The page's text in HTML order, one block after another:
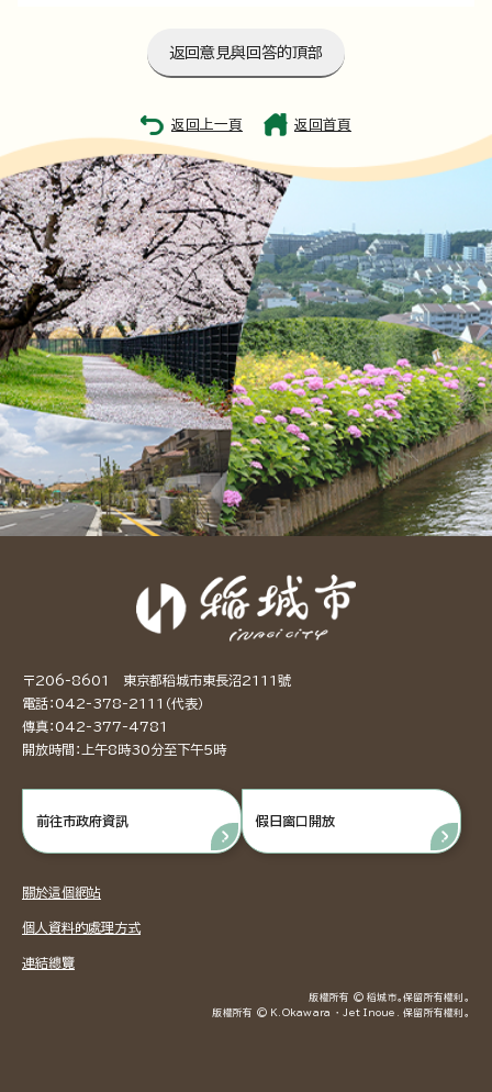
返回意見與回答的頂部
返回上一頁 返回首頁
〒206-8601 東京都稻城市東長沼2111號
電話：042-378-2111（代表）
傳真：042-377-4781
開放時間：上午8時30分至下午5時
前往市政府資訊 假日窗口開放
關於這個網站
個人資料的處理方式
連結總覽
版權所有 © 稻城市。保留所有權利。
版權所有 © K.Okawara ・ Jet Inoue. 保留所有權利。